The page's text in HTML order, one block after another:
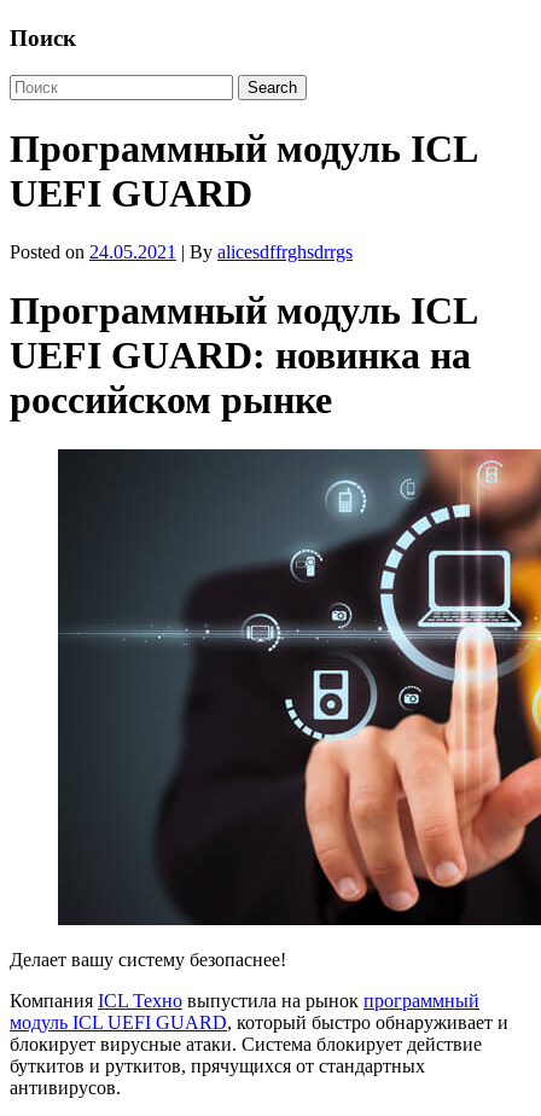
Поиск
Программный модуль ICL
UEFI GUARD
Posted on 24.05.2021 | By alicesdffrghsdrrgs
Программный модуль ICL
UEFI GUARD: новинка на
российском рынке
Делает вашу систему безопаснее!
Компания ICL Техно выпустила на рынок программный
модуль ICL UEFI GUARD, который быстро обнаруживает и
блокирует вирусные атаки. Система блокирует действие
буткитов и руткитов, прячущихся от стандартных
антивирусов.